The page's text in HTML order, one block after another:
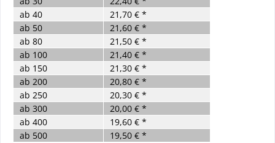
ab 40
21,70 € *
ab 50
21,60 € *
ab 80
21,50 € *
ab 100
21,40 € *
ab 150
21,30 € *
ab 200
20,80 € *
ab 250
20,30 € *
ab 300
20,00 € *
ab 400
19,60 € *
ab 500 19,50 € *